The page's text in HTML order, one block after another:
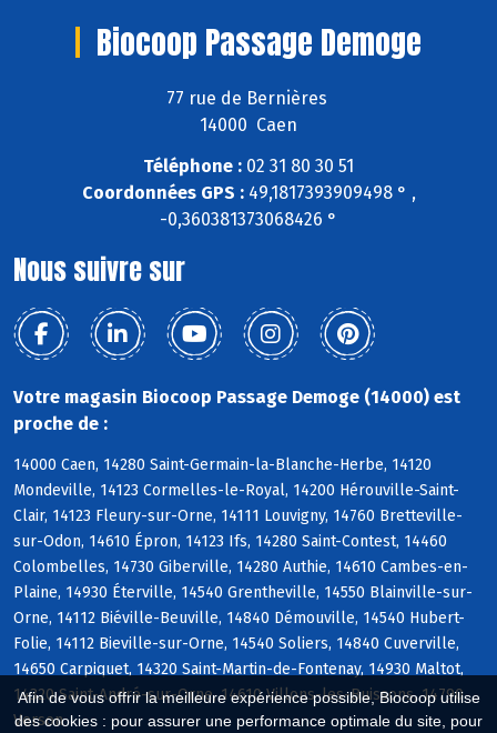
Afin de vous offrir la meilleure expérience possible, Biocoop utilise
des cookies : pour assurer une performance optimale du site, pour
Biocoop Passage Demoge
77 rue de Bernières
14000 Caen
Téléphone : 02 31 80 30 51
Coordonnées GPS :49,1817393909498 ° ,
-0,360381373068426 °
Nous suivre sur
Votre magasin Biocoop Passage Demoge (14000) est
proche de :
14000 Caen, 14280 Saint-Germain-la-Blanche-Herbe, 14120
Mondeville, 14123 Cormelles-le-Royal, 14200 Hérouville-Saint-
Clair, 14123 Fleury-sur-Orne, 14111 Louvigny, 14760 Bretteville-
sur-Odon, 14610 Épron, 14123 Ifs, 14280 Saint-Contest, 14460
Colombelles, 14730 Giberville, 14280 Authie, 14610 Cambes-en-
Plaine, 14930 Éterville, 14540 Grentheville, 14550 Blainville-sur-
Orne, 14112 Biéville-Beuville, 14840 Démouville, 14540 Hubert-
Folie, 14112 Bieville-sur-Orne, 14540 Soliers, 14840 Cuverville,
14650 Carpiquet, 14320 Saint-Martin-de-Fontenay, 14930 Maltot,
14320 Saint-André-sur-Orne, 14610 Villons-les-Buissons, 14790
Verson